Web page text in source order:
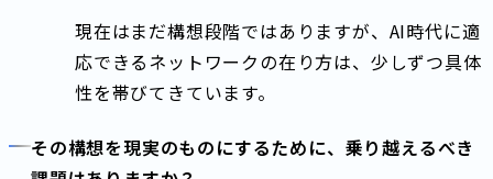
現在はまだ構想段階ではありますが、AI時代に適
応できるネットワークの在り方は、少しずつ具体
性を帯びてきています。
その構想を現実のものにするために、乗り越えるべき